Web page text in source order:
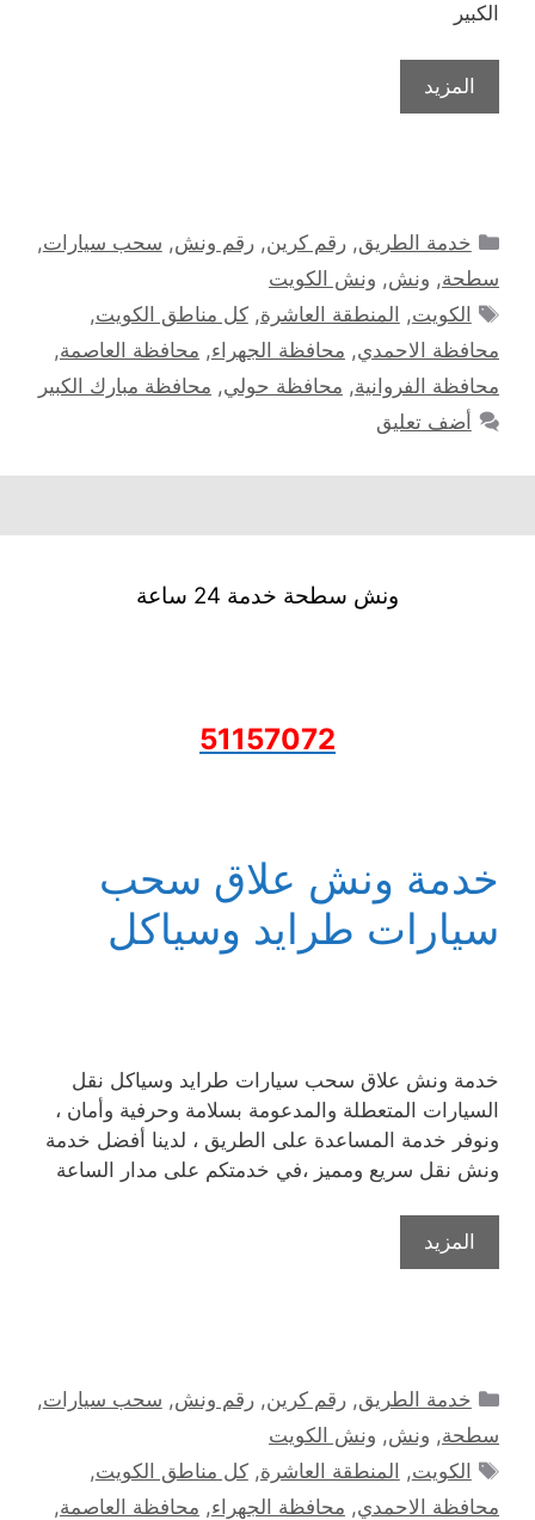
الكبير
المزيد
التصنيفات
خدمة الطريق,رقم كرين,رقم ونش, سحب سيارات,
سطحة, ونش, ونش الكويت
الوسوم
الكويت, المنطقة العاشرة,كل مناطق الكويت,
محافظة الاحمدي, محافظة الجهراء, محافظة العاصمة,
محافظة الفروانية, محافظة حولي, محافظة مبارك الكبير
أضف تعليق
ونش سطحة خدمة 24 ساعة
51157072
خدمة ونش علاق سحب
سيارات طرايد وسياكل
خدمة ونش علاق سحب سيارات طرايد وسياكل نقل
السيارات المتعطلة والمدعومة بسلامة وحرفية وأمان ،
ونوفر خدمة المساعدة على الطريق ، لدينا أفضل خدمة
ونش نقل سريع ومميز ،في خدمتكم على مدار الساعة
المزيد
التصنيفات
خدمة الطريق,رقم كرين,رقم ونش, سحب سيارات,
سطحة, ونش, ونش الكويت
الوسوم
الكويت, المنطقة العاشرة,كل مناطق الكويت,
محافظة الاحمدي, محافظة الجهراء, محافظة العاصمة,